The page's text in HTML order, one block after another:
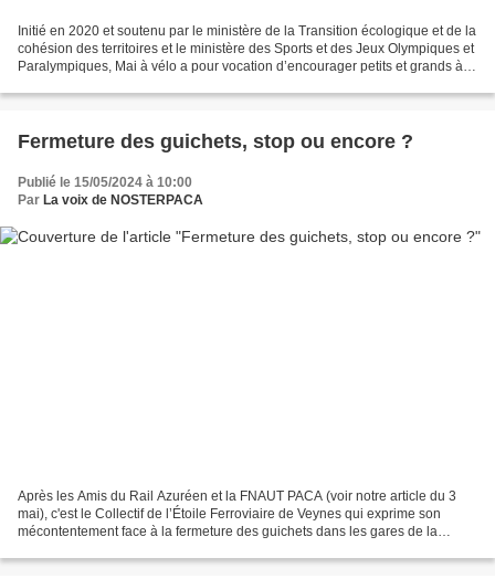
Initié en 2020 et soutenu par le ministère de la Transition écologique et de la
cohésion des territoires et le ministère des Sports et des Jeux Olympiques et
Paralympiques, Mai à vélo a pour vocation d’encourager petits et grands à la
Fermeture des guichets, stop ou encore ?
Publié le 15/05/2024 à 10:00
Par La voix de NOSTERPACA
Après les Amis du Rail Azuréen et la FNAUT PACA (voir notre article du 3
mai), c'est le Collectif de l’Étoile Ferroviaire de Veynes qui exprime son
mécontentement face à la fermeture des guichets dans les gares de la